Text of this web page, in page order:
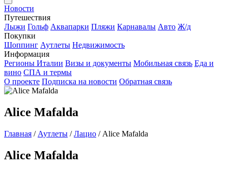
Новости
Путешествия
Лыжи Гольф Аквапарки Пляжи Карнавалы Авто Ж/д
Покупки
Шоппинг Аутлеты Недвижимость
Информация
Регионы Италии Визы и документы Мобильная связь Еда и
вино СПА и термы
О проекте Подписка на новости Обратная связь
Alice Mafalda
Главная / Аутлеты / Лацио / Alice Mafalda
Alice Mafalda